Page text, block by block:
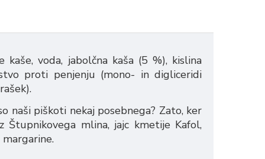
kaše, voda, jabolčna kaša (5 %), kislina
proti penjenju (mono- in digliceridi
naši piškoti nekaj posebnega? Zato, ker
mlina, jajc kmetije Kafol,